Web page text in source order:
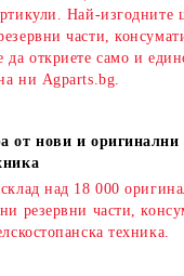
Най-изгодните
части,
да откриете само и
ни Agparts.bg.
от нови и оригинални
над 18 000
резервни части,
техника.